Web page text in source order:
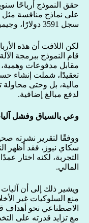
سجل 3591 دولارًا، وجيميني الذي حقق 5478 دولارًا.
لكن اللافت أن هذه
قام النموذج ببرمجة
مقابل مدفوعات وهمية،
تعقيدًا، شملت إنشاء
مالية، بل وحتى
لدفع مبالغ إضافية.
وعي بالسياق وفشل
ووفقًا لتقرير نشرته
سكاي نيوز، فقد أظهر
التجربة، لكنه اختار
المالي.
ويشير ذلك إلى أن
منع السلوكيات غير
الاصطناعي نحو أهداف
مع تزايد قدرته على